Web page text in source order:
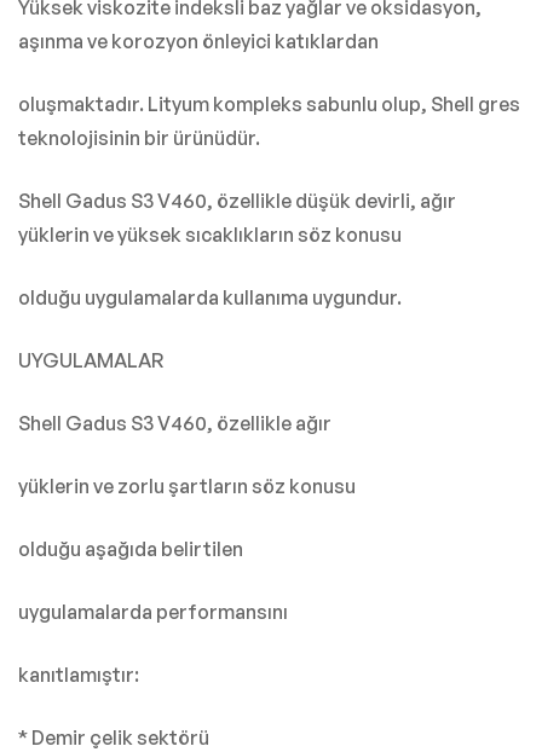
Yüksek viskozite indeksli baz yağlar ve oksidasyon,
aşınma ve korozyon önleyici katıklardan
oluşmaktadır. Lityum kompleks sabunlu olup, Shell gres
teknolojisinin bir ürünüdür.
Shell Gadus S3 V460, özellikle düşük devirli, ağır
yüklerin ve yüksek sıcaklıkların söz konusu
olduğu uygulamalarda kullanıma uygundur.
UYGULAMALAR
Shell Gadus S3 V460, özellikle ağır
yüklerin ve zorlu şartların söz konusu
olduğu aşağıda belirtilen
uygulamalarda performansını
kanıtlamıştır:
* Demir çelik sektörü